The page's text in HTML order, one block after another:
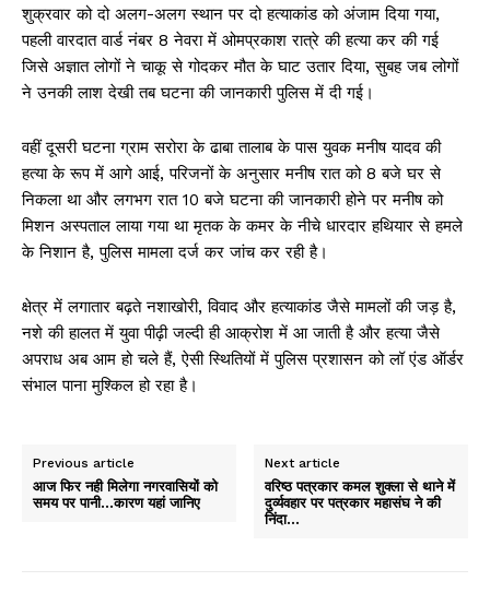
शुक्रवार को दो अलग-अलग स्थान पर दो हत्याकांड को अंजाम दिया गया,
पहली वारदात वार्ड नंबर 8 नेवरा में ओमप्रकाश रात्रे की हत्या कर की गई
जिसे अज्ञात लोगों ने चाकू से गोदकर मौत के घाट उतार दिया, सुबह जब लोगों
ने उनकी लाश देखी तब घटना की जानकारी पुलिस में दी गई।
वहीं दूसरी घटना ग्राम सरोरा के ढाबा तालाब के पास युवक मनीष यादव की
हत्या के रूप में आगे आई, परिजनों के अनुसार मनीष रात को 8 बजे घर से
निकला था और लगभग रात 10 बजे घटना की जानकारी होने पर मनीष को
मिशन अस्पताल लाया गया था मृतक के कमर के नीचे धारदार हथियार से हमले
के निशान है, पुलिस मामला दर्ज कर जांच कर रही है।
क्षेत्र में लगातार बढ़ते नशाखोरी, विवाद और हत्याकांड जैसे मामलों की जड़ है,
नशे की हालत में युवा पीढ़ी जल्दी ही आक्रोश में आ जाती है और हत्या जैसे
अपराध अब आम हो चले हैं, ऐसी स्थितियों में पुलिस प्रशासन को लॉ एंड ऑर्डर
संभाल पाना मुश्किल हो रहा है।
Previous article
आज फिर नही मिलेगा नगरवासियों को
समय पर पानी…कारण यहां जानिए
Next article
वरिष्ठ पत्रकार कमल शुक्ला से थाने में
दुर्व्यवहार पर पत्रकार महासंघ ने की
निंदा…